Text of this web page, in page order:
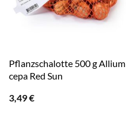
Pflanzschalotte 500 g Allium
cepa Red Sun
3,49€